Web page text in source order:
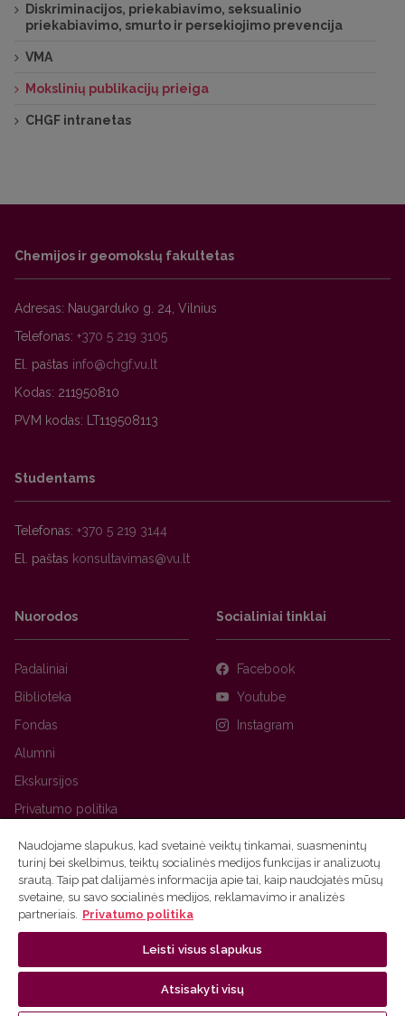
Administratorė Irina Gerasimčik: el. p.
Taikomosios chemijos katedra:
Administratorė Virginija Linkevičienė: el. p.
Geomokslų institutas:
Atvirosios prieigos klausimais taip pat galima
konsultuotis el. p.
Diskriminacijos, priekabiavimo, seksualinio
priekabiavimo, smurto ir persekiojimo prevencija
VMA
Mokslinių publikacijų prieiga
CHGF intranetas
Chemijos ir geomokslų fakultetas
Adresas: Naugarduko g. 24, Vilnius
Telefonas: +370 5 219 3105
El. paštas
Kodas: 211950810
PVM kodas: LT119508113
Studentams
Telefonas: +370 5 219 3144
El. paštas
Nuorodos
Padaliniai
Biblioteka
Fondas
Alumni
Ekskursijos
Privatumo politika
Socialiniai tinklai
Facebook
Youtube
Instagram
Ⓒ 2026 Vilniaus universitetas Tinklalapio administratorius
Naudojame slapukus, kad svetainė veiktų tinkamai, suasmenintų
turinį bei skelbimus, teiktų socialinės medijos funkcijas ir analizuotų
srautą. Taip pat dalijamės informacija apie tai, kaip naudojatės mūsų
svetaine, su savo socialinės medijos, reklamavimo ir analizės
partneriais. Privatumo politika
Leisti visus slapukus
Atsisakyti visų